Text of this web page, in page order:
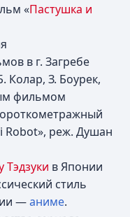
«Пастушка и
в г. Загребе
Колар, З. Боурек,
фильмом
Robot», реж. Душан
Тэдзуки в Японии
стиль
—аниме.